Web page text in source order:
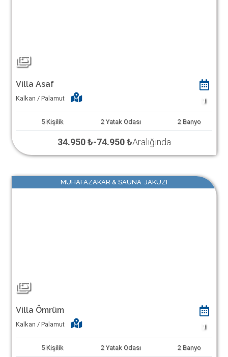
Villa Asaf
Kalkan / Palamut 1
5 Kişilik 2 Yatak Odası 2 Banyo
34.950 ₺-74.950 ₺Aralığında
MUHAFAZAKAR & SAUNA JAKUZI
Villa Ömrüm
Kalkan / Palamut 1
5 Kişilik 2 Yatak Odası 2 Banyo